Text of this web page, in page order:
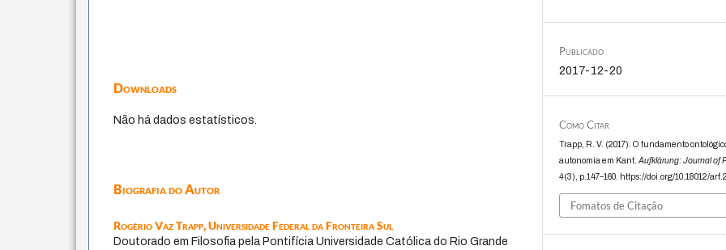
Downloads
Não há dados estatísticos.
Biografia do Autor
Rogério Vaz Trapp,Universidade Federal da Fronteira Sul
Doutorado em Filosofia pela Pontifícia Universidade Católica do Rio Grande
Publicado
2017-12-20
Como Citar
Trapp, R. V. (2017). O fundamento
autonomia em Kant.Aufklärung: Journal of
4(3), p.147–160. https://doi.org/10.18012/
Fomatos de Citação